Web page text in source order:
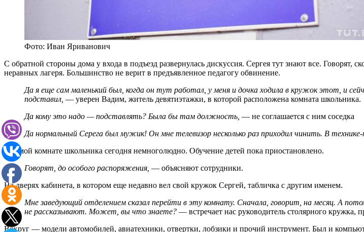
Фото: Иван Яриванович
С обратной стороны дома у входа в подъезд развернулась дискуссия. Сергея тут знают все. Говорят,
неравных лагеря. Большинство не верит в предъявленное педагогу обвинение.
Да я еще сам маленький был, когда он тут работал, у меня и дочка ходила в кружок этот, и
подставил, — уверен Вадим, житель девятиэтажки, в которой расположена комната школьника.
Да кому это надо — подставлять? Была бы там должность, — не соглашается с ним соседка
Да нормальный Серега был мужик! Он мне телевизор несколько раз приходил чинить. В
В самой комнате школьника сегодня немноголюдно. Обучение детей пока приостановлено.
Говорят, до особого распоряжения, — объясняют сотрудники.
На дверях кабинета, в котором еще недавно вел свой кружок Сергей, табличка с другим именем.
Мне заведующий отделением сказал перейти в эту комнату. Сначала, говорит, на месяц. А
не рассказывают. Может, вы что знаете? — встречает нас руководитель столярного
Вокруг — модели автомобилей, авиатехники, отвертки, лобзики и прочий инструмент. Был и